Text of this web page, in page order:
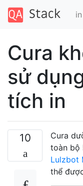
Cura
sử
tích in
10
Cura
toàn bộ
Lulzbot
thể